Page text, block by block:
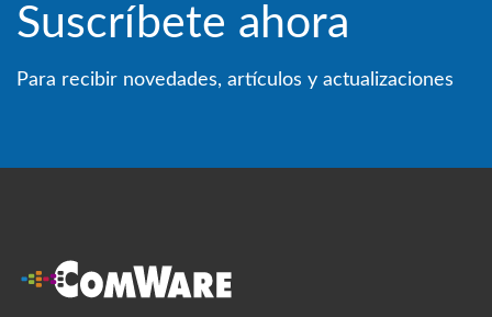
Suscríbete ahora
Para recibir novedades, artículos y actualizaciones